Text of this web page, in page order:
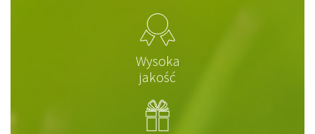
Wysoka
jakość